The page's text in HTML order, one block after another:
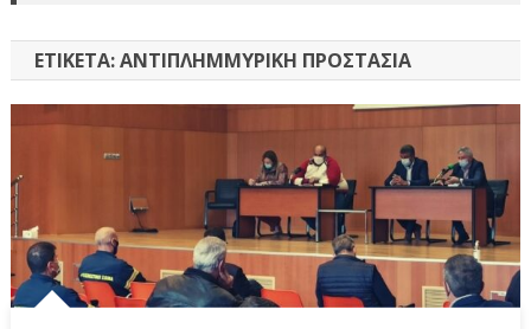
ΕΤΙΚΈΤΑ:ΑΝΤΙΠΛΗΜΜΥΡΙΚΉ ΠΡΟΣΤΑΣΊΑ